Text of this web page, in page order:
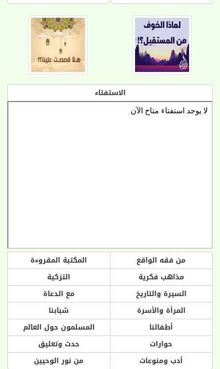
الاستفتاء
من فقه الواقع
المكتبة المقروءة
مذاهب فكرية
التزكية
السيرة والتاريخ
مع الدعاة
المرأة والأسرة
شبابنا
أطفالنا
المسلمون حول العالم
حوارات
حدث وتعليق
أدب ومنوعات
من نور الوحيين